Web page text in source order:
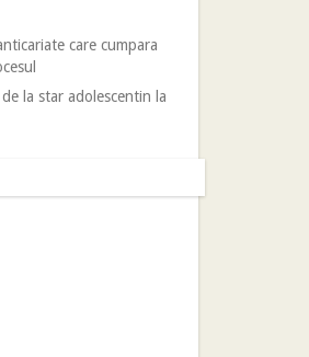
care cumpara
la star adolescentin la